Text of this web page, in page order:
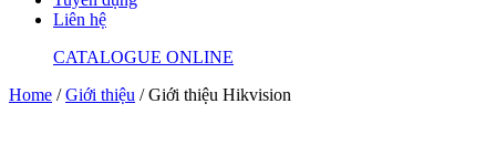
Liên hệ
CATALOGUE ONLINE
Home / Giới thiệu / Giới thiệu Hikvision